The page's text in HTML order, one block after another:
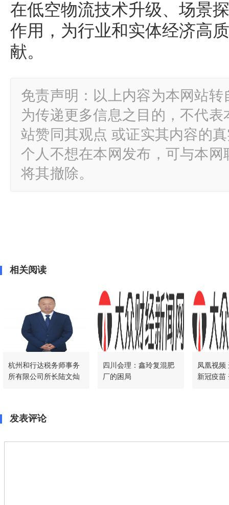
在低空物流技术升级、场景
作用，为行业和实体经济高
献。
免责声明：以上内容为本网站
为传递更多信息之目的，不代
站赞同其观点 或证实其内容的
个人不想在本网发布，可与本
将其撤除。
相关阅读
杭州和行达税务师事务
所有限公司所长陆文灿
四川会理：鑫玲复混肥
厂的困局
凤凰视频
新冠疫苗 登录注册 四川
发表评论